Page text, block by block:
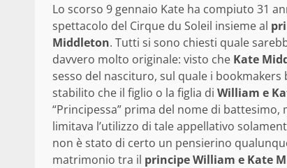
Lo scorso 9 gennaio Kate ha compiuto 31
spettacolo del Cirque du Soleil insieme al
Middleton. Tutti si sono chiesti quale
davvero molto originale: visto che Kate
sesso del nascituro, sul quale i
stabilito che il figlio o la figlia di William e
“Principessa” prima del nome di
limitava l’utilizzo di tale appellativo
non è stato di certo un pensierino
matrimonio tra il principe William e Kate